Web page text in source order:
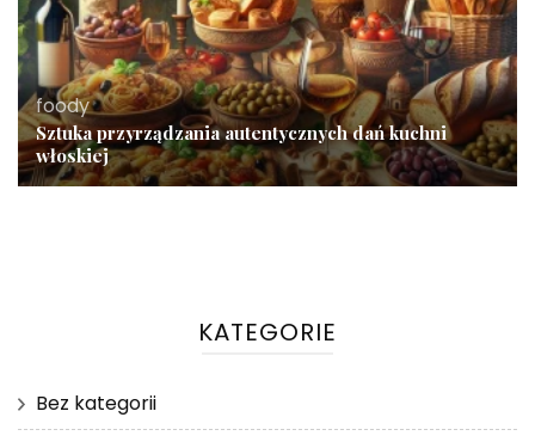
foody
Sztuka przyrządzania autentycznych dań kuchni
włoskiej
KATEGORIE
Bez kategorii